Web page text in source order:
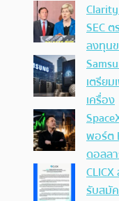
SEC
ลงทุน
เตรีย
เครื่อง
พอร์ต
ดอลล
รับสมั